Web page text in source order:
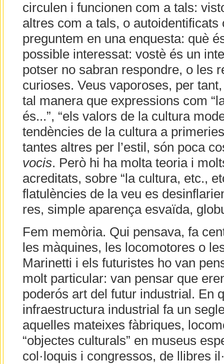
circulen i funcionen com a tals:
altres com a tals, o autoidentificats
preguntem en una enquesta: què
possible interessat: vostè és un
potser no sabran respondre, o les
curioses. Veus vaporoses, per
tal manera que expressions com
és...”, “els valors de la cultura
tendències de la cultura a
tantes altres per l’estil, són poca
vocis. Però hi ha molta teoria i
acreditats, sobre “la cultura, etc.,
flatulències de la veu es
res, simple aparença esvaïda,
Fem memòria. Qui pensava, fa
les màquines, les locomotores o
Marinetti i els futuristes ho van
molt particular: van pensar que
poderós art del futur industrial. En
infraestructura industrial fa un
aquelles mateixes fàbriques,
“objectes culturals” en museus
col·loquis i congressos, de llibres